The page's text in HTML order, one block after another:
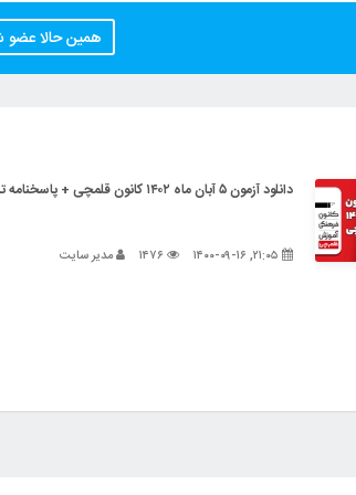
همین حالا عضو
دانلود آزمون ۵ آبان ماه ۱۴۰۲ کانون قلمچی + پاسخنامه تشریحی
۲۱:۰۵, ۱۴۰۰-۰۹-۱۶ ۱۴۷۶ مدیر سایت